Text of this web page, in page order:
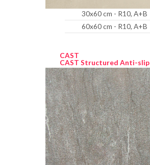
30x60 cm - R10, A+B
60x60 cm - R10, A+B
CAST
CAST Structured Anti-slip